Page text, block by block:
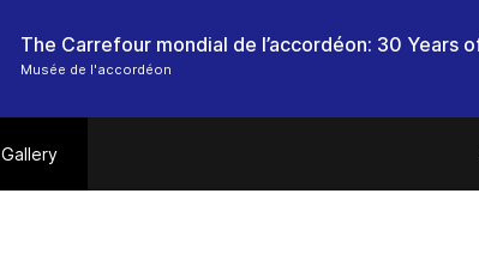
Musée de l'accordéon
Gallery